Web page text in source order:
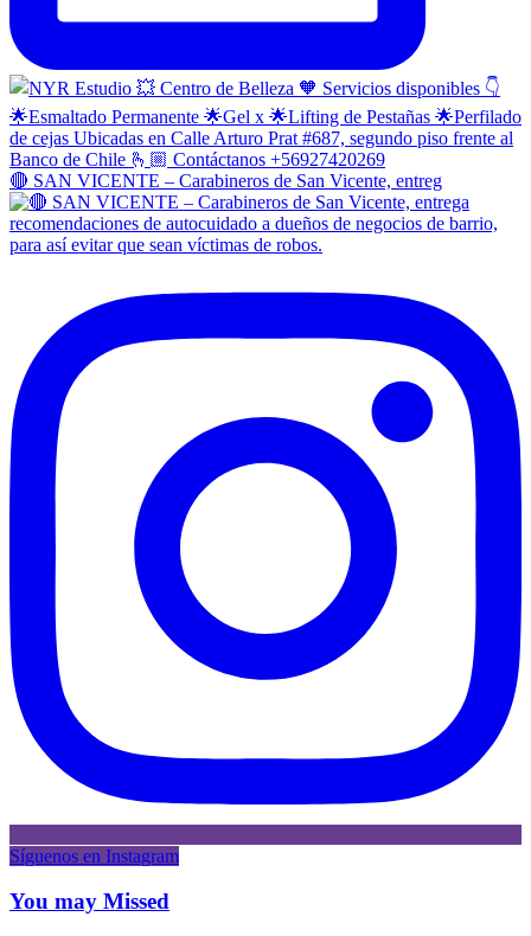
🔴 SAN VICENTE – Carabineros de San Vicente, entreg
Síguenos en Instagram
You may Missed